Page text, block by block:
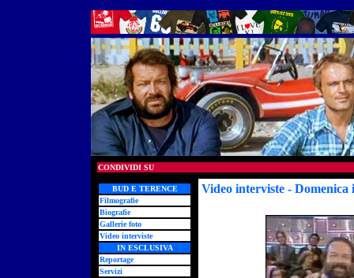
CONDIVIDI SU
BUD E TERENCE
Filmografie
Biografie
Gallerie foto
Video interviste
IN ESCLUSIVA
Reportage
Servizi
Video interviste - Domenica